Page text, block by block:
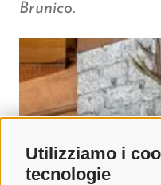
Utilizziamo i
tecnologie
Brunico.